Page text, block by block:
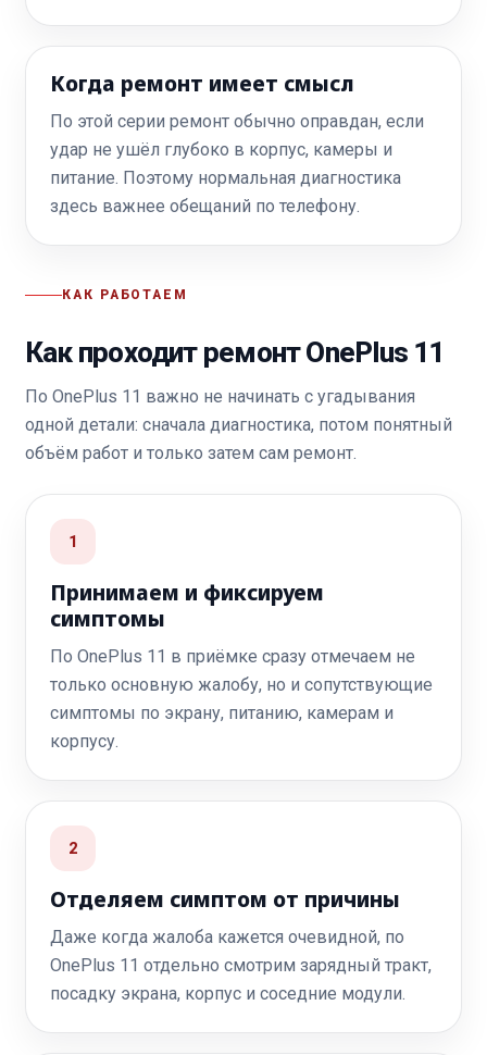
Когда ремонт имеет смысл
По этой серии ремонт обычно оправдан, если
удар не ушёл глубоко в корпус, камеры и
питание. Поэтому нормальная диагностика
здесь важнее обещаний по телефону.
КАК РАБОТАЕМ
Как проходит ремонт OnePlus 11
По OnePlus 11 важно не начинать с угадывания
одной детали: сначала диагностика, потом понятный
объём работ и только затем сам ремонт.
1
Принимаем и фиксируем
симптомы
По OnePlus 11 в приёмке сразу отмечаем не
только основную жалобу, но и сопутствующие
симптомы по экрану, питанию, камерам и
корпусу.
2
Отделяем симптом от причины
Даже когда жалоба кажется очевидной, по
OnePlus 11 отдельно смотрим зарядный тракт,
посадку экрана, корпус и соседние модули.